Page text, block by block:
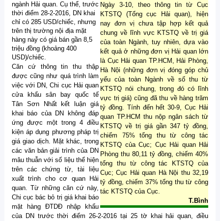
Ngày 3-10, theo thông tin từ Cục
KTSTQ (Tổng cục Hải quan), hiện
nay đơn vị chưa tập hợp kết quả
chung về lĩnh vực KTSTQ về trị giá
của toàn Ngành, tuy nhiên, dựa vào
kết quả ở những đơn vị Hải quan lớn
là Cục Hải quan TP.HCM, Hải Phòng,
Hà Nội (những đơn vị đóng góp chủ
yếu của toàn Ngành về số thu từ
KTSTQ nói chung, trong đó có lĩnh
vực trị giá) cũng đã thu về hàng trăm
tỷ đồng. Tính đến hết 30-9, Cục Hải
quan TP.HCM thu nộp ngân sách từ
KTSTQ về trị giá gần 347 tỷ đồng,
chiếm 75% tổng thu từ công tác
KTSTQ của Cục; Cục Hải quan Hải
Phòng thu 80,11 tỷ đồng, chiếm 40%
tổng thu từ công tác KTSTQ của
Cục; Cục Hải quan Hà Nội thu 32,19
tỷ đồng, chiếm 37% tổng thu từ công
tác KTSTQ của Cục.
T.Bình
ngành Hải quan. Cụ thể, trước
thời điểm 28-2-2016, DN khai
chỉ có 285 USD/chiếc, nhưng
trên thị trường nội địa mặt
hàng này có giá bán gần 8,5
triệu đồng (khoảng 400
USD)/chiếc.
Căn cứ thông tin thu thập
được cũng như quá trình làm
việc với DN, Chi cục Hải quan
cửa khẩu sân bay quốc tế
Tân Sơn Nhất kết luận giá
khai báo của DN không đáp
ứng được một trong 4 điều
kiện áp dụng phương pháp trị
giá giao dịch. Mặt khác, trong
các văn bản giải trình của DN
mâu thuẫn với số liệu thể hiện
trên các chứng từ, tài liệu
xuất trình cho cơ quan Hải
quan. Từ những căn cứ này,
Chi cục bác bỏ trị giá khai báo
mặt hàng ĐTDĐ nhập khẩu
của DN trước thời điểm 26-2-2016 tại 25 tờ khai hải quan, điều